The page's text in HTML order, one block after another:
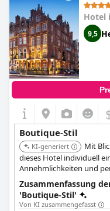
Hotel
9,5
Boutique-Stil
KI-generiert
Mit
dieses Hotel individuell
Annehmlichkeiten und
Design und die Liebe
unvergessliches Erlebnis.
Zusammenfassung
'Boutique-Stil'
Von KI zusammengefasst